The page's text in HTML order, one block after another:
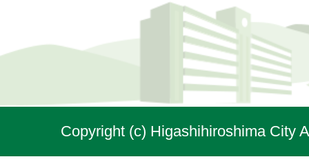
Copyright (c) Higashihiroshima City